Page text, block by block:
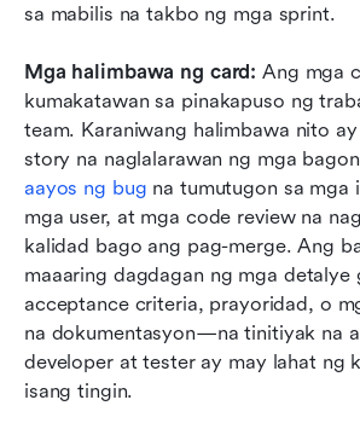
sa mabilis na takbo ng mga sprint.
Mga halimbawa ng card: Ang mga
kumakatawan sa pinakapuso ng
team. Karaniwang halimbawa nito
story na naglalarawan ng mga
aayos ng bug na tumutugon sa mga
mga user, at mga code review na
kalidad bago ang pag-merge. Ang
maaaring dagdagan ng mga detalye
acceptance criteria, prayoridad, o
na dokumentasyon—na tinitiyak na
developer at tester ay may lahat ng
isang tingin.